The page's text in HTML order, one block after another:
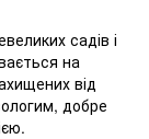
садів і
на
від
добре